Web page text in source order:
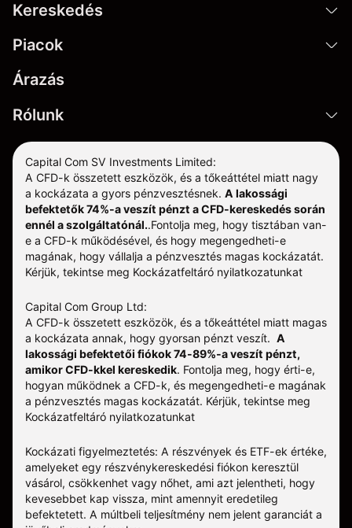
Kereskedés
Piacok
Árazás
Rólunk
Capital Com SV Investments Limited:
A CFD-k összetett eszközök, és a tőkeáttétel miatt nagy
a kockázata a gyors pénzvesztésnek. A lakossági
befektetők 74%-a veszít pénzt a CFD-kereskedés során
ennél a szolgáltatónál..Fontolja meg, hogy tisztában van-
e a CFD-k működésével, és hogy megengedheti-e
magának, hogy vállalja a pénzvesztés magas kockázatát.
Kérjük, tekintse meg Kockázatfeltáró nyilatkozatunkat
Capital Com Group Ltd:
A CFD-k összetett eszközök, és a tőkeáttétel miatt magas
a kockázata annak, hogy gyorsan pénzt veszít. A
lakossági befektetői fiókok 74-89%-a veszít pénzt,
amikor CFD-kkel kereskedik. Fontolja meg, hogy érti-e,
hogyan működnek a CFD-k, és megengedheti-e magának
a pénzvesztés magas kockázatát. Kérjük, tekintse meg
Kockázatfeltáró nyilatkozatunkat
Kockázati figyelmeztetés: A részvények és ETF-ek értéke,
amelyeket egy részvénykereskedési fiókon keresztül
vásárol, csökkenhet vagy nőhet, ami azt jelentheti, hogy
kevesebbet kap vissza, mint amennyit eredetileg
befektetett. A múltbeli teljesítmény nem jelent garanciát a